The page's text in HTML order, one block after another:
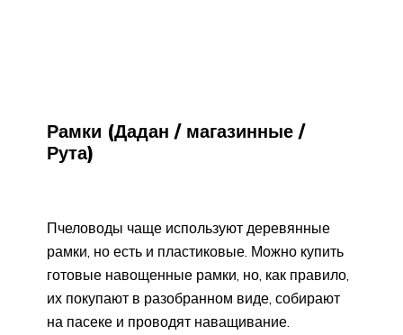
Рамки (Дадан / магазинные /
Рута)
Пчеловоды чаще используют деревянные
рамки, но есть и пластиковые. Можно купить
готовые навощенные рамки, но, как правило,
их покупают в разобранном виде, собирают
на пасеке и проводят наващивание.